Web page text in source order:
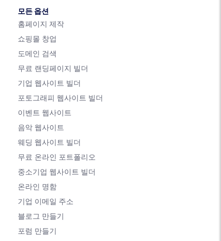
모든 옵션
홈페이지 제작
쇼핑몰 창업
도메인 검색
무료 랜딩페이지 빌더
기업 웹사이트 빌더
포토그래피 웹사이트 빌더
이벤트 웹사이트
음악 웹사이트
웨딩 웹사이트 빌더
무료 온라인 포트폴리오
중소기업 웹사이트 빌더
온라인 명함
기업 이메일 주소
블로그 만들기
포럼 만들기